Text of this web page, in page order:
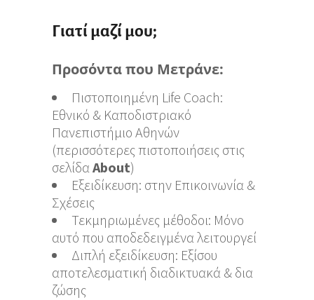
Γιατί μαζί μου;
Προσόντα που Μετράνε:
Πιστοποιημένη Life Coach:
Εθνικό & Καποδιστριακό
Πανεπιστήμιο Αθηνών
(περισσότερες πιστοποιήσεις στις
σελίδαAbout)
Εξειδίκευση: στην Επικοινωνία &
Σχέσεις
Τεκμηριωμένες μέθοδοι: Μόνο
αυτό που αποδεδειγμένα λειτουργεί
Διπλή εξειδίκευση: Εξίσου
αποτελεσματική διαδικτυακά & δια
ζώσης